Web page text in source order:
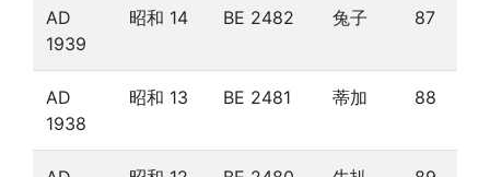
AD
1939
昭和 14 BE 2482 兔子 87
AD
1938
昭和 13 BE 2481 蒂加 88